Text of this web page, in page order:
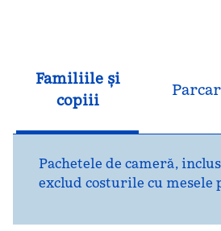
Familiile și
copiii
Pachetele de cameră,
exclud costurile cu mesele